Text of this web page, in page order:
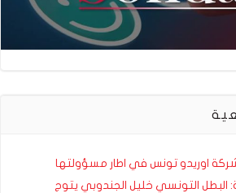
اوريدو تونس في اطار مسؤولتها
البطل التونسي خليل الجندوبي يتوج